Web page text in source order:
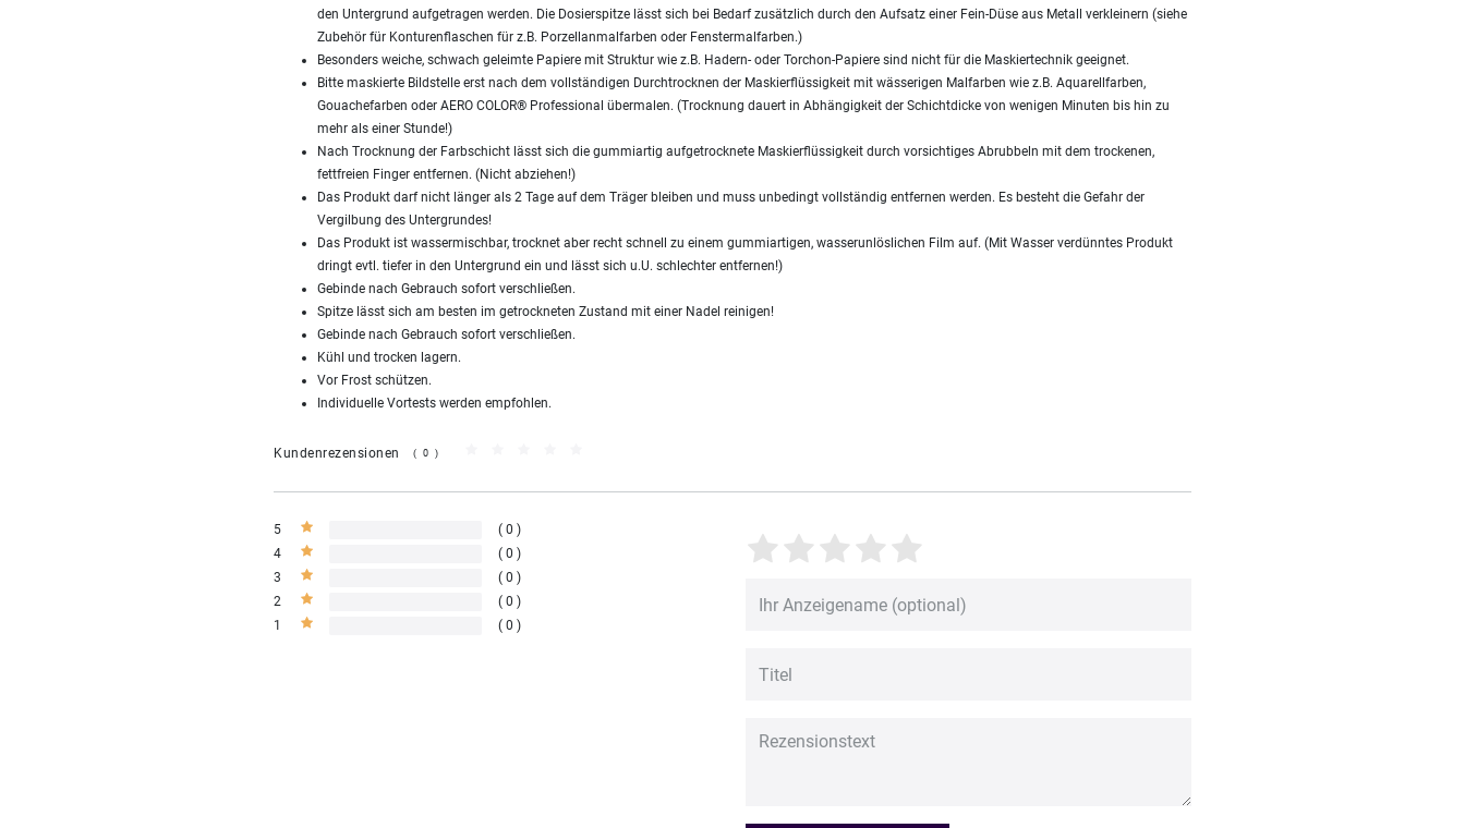
den Untergrund aufgetragen werden. Die Dosierspitze lässt sich bei Bedarf zusätzlich durch den Aufsatz einer Fein-Düse aus Metall verkleinern (siehe
Zubehör für Konturenflaschen für z.B. Porzellanmalfarben oder Fenstermalfarben.)
Besonders weiche, schwach geleimte Papiere mit Struktur wie z.B. Hadern- oder Torchon-Papiere sind nicht für die Maskiertechnik geeignet.
Bitte maskierte Bildstelle erst nach dem vollständigen Durchtrocknen der Maskierflüssigkeit mit wässerigen Malfarben wie z.B. Aquarellfarben,
Gouachefarben oder AERO COLOR® Professional übermalen. (Trocknung dauert in Abhängigkeit der Schichtdicke von wenigen Minuten bis hin zu
mehr als einer Stunde!)
Nach Trocknung der Farbschicht lässt sich die gummiartig aufgetrocknete Maskierflüssigkeit durch vorsichtiges Abrubbeln mit dem trockenen,
fettfreien Finger entfernen. (Nicht abziehen!)
Das Produkt darf nicht länger als 2 Tage auf dem Träger bleiben und muss unbedingt vollständig entfernen werden. Es besteht die Gefahr der
Vergilbung des Untergrundes!
Das Produkt ist wassermischbar, trocknet aber recht schnell zu einem gummiartigen, wasserunlöslichen Film auf. (Mit Wasser verdünntes Produkt
dringt evtl. tiefer in den Untergrund ein und lässt sich u.U. schlechter entfernen!)
Gebinde nach Gebrauch sofort verschließen.
Spitze lässt sich am besten im getrockneten Zustand mit einer Nadel reinigen!
Gebinde nach Gebrauch sofort verschließen.
Kühl und trocken lagern.
Vor Frost schützen.
Individuelle Vortests werden empfohlen.
Kundenrezensionen (0)
5
0
4
0
3
0
2
0
1
0